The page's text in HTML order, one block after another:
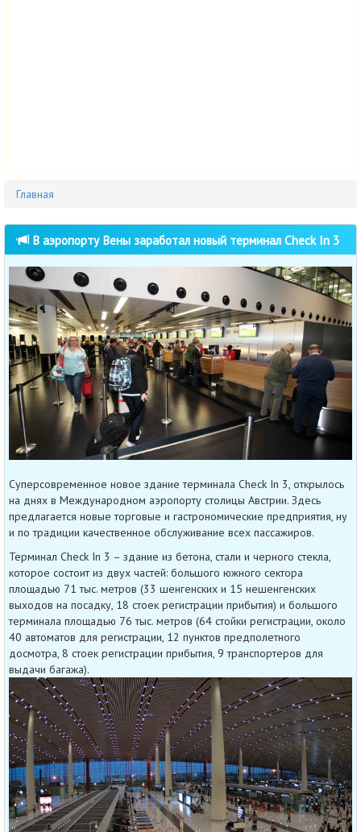
Главная
В аэропорту Вены заработал новый терминал Check In 3
Суперсовременное новое здание терминала Check In 3, открылось
на днях в Международном аэропорту столицы Австрии. Здесь
предлагается новые торговые и гастрономические предприятия, ну
и по традиции качественное обслуживание всех пассажиров.
Терминал Check In 3 – здание из бетона, стали и черного стекла,
которое состоит из двух частей: большого южного сектора
площадью 71 тыс. метров (33 шенгенских и 15 нешенгенских
выходов на посадку, 18 стоек регистрации прибытия) и большого
терминала площадью 76 тыс. метров (64 стойки регистрации, около
40 автоматов для регистрации, 12 пунктов предполетного
досмотра, 8 стоек регистрации прибытия, 9 транспортеров для
выдачи багажа).